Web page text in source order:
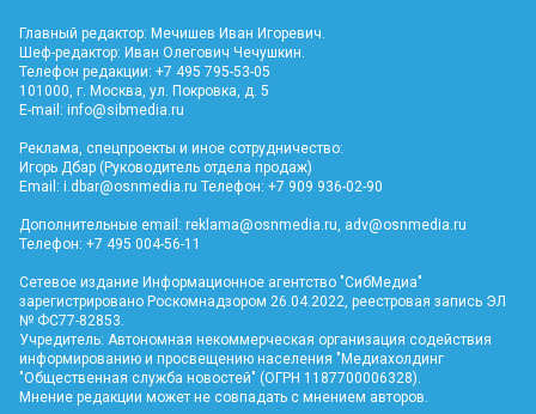
Главный редактор: Мечишев Иван Игоревич.
Шеф-редактор: Иван Олегович Чечушкин.
Телефон редакции: +7 495 795-53-05
101000, г. Москва, ул. Покровка, д. 5
E-mail: info@sibmedia.ru
Реклама, спецпроекты и иное сотрудничество:
Игорь Дбар (Руководитель отдела продаж)
Email: i.dbar@osnmedia.ru Телефон: +7 909 936-02-90
Дополнительные email: reklama@osnmedia.ru adv@osnmedia.ru
Телефон: +7 495 004-56-11
Сетевое издание Информационное агентство "СибМедиа"
зарегистрировано Роскомнадзором 26.04.2022, реестровая запись ЭЛ
№ ФС77-82853.
Учредитель: Автономная некоммерческая организация содействия
информированию и просвещению населения "Медиахолдинг
"Общественная служба новостей" (ОГРН 1187700006328).
Мнение редакции может не совпадать с мнением авторов.